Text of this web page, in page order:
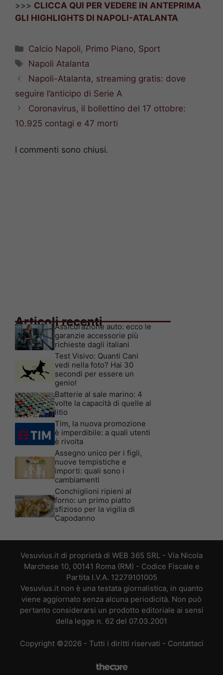
>>> CLICCA QUI PER VEDERE IN ANTEPRIMA
GLI HIGHLIGHTS DI NAPOLI-ATALANTA
Categorie
Calcio Napoli, Primo Piano, Sport
Tag
Napoli Atalanta
Napoli-Atalanta, streaming gratis: dove
seguire l’anticipo di Serie A
Coronavirus, il bollettino del 17 ottobre:
10.925 contagi e 47 morti
I commenti sono chiusi.
Articoli recenti
Assicurazione auto: ecco le
garanzie accessorie più
richieste dagli italiani
Test Visivo: Quanti Cani
vedi nella foto? Hai 30
secondi per essere un
genio!
Batterie al sale marino: 4
volte la capacità di quelle al
litio
Tim, la nuova promozione
è imperdibile: a quali utenti
è rivolta
Assegno unico per i figli,
nuove tempistiche e
importi: quali sono i
cambiamenti
Conchiglioni ripieni al
forno: un primo piatto
sfizioso per la vigilia di
Capodanno
Vesuvius.it di proprietà di WEB 365 SRL - Via Nicola
Marchese 10, 00141 Roma (RM) - Codice Fiscale e
Partita I.V.A. 12279101005
Vesuvius.it non è una testata giornalistica, in quanto
viene aggiornato senza alcuna periodicità. Non può
pertanto considerarsi un prodotto editoriale ai sensi
della legge n. 62 del 07.03.2001
Copyright ©2026 - Tutti i diritti riservati - Contattaci